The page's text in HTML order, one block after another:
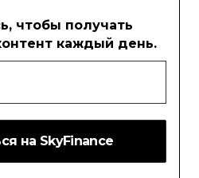
чтобы получать
каждый день.